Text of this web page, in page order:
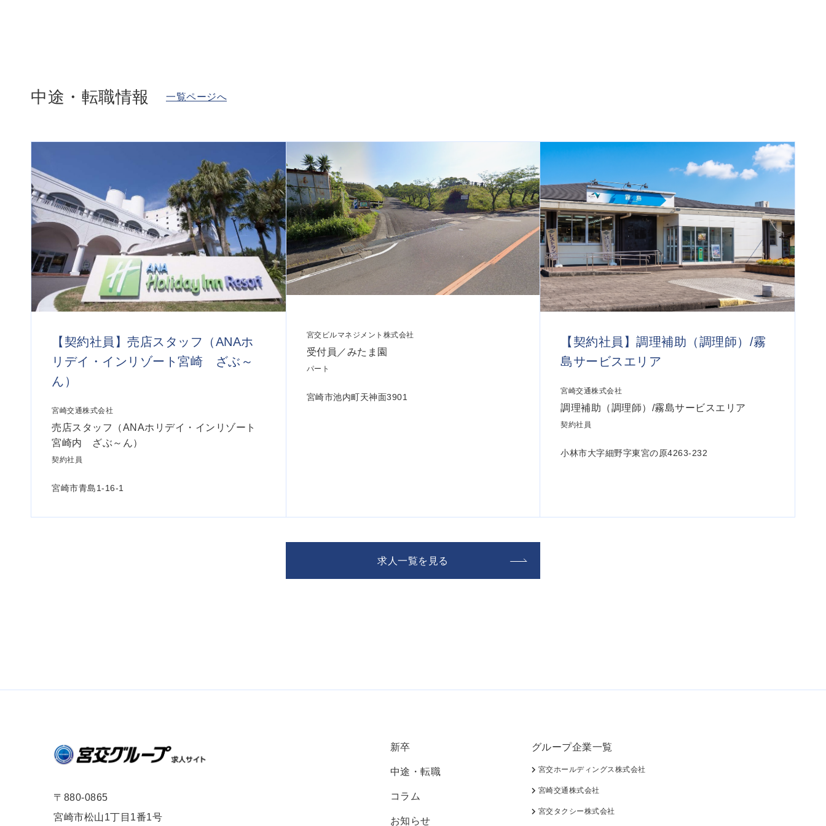
中途・転職情報 一覧ページへ
【契約社員】売店スタッフ（ANAホ
リデイ・インリゾート宮崎 ざぶ～
ん）
宮崎交通株式会社
売店スタッフ（ANAホリデイ・インリゾート
宮崎内 ざぶ～ん）
契約社員
宮崎市青島1-16-1
宮交ビルマネジメント株式会社
受付員／みたま園
パート
宮崎市池内町天神面3901
【契約社員】調理補助（調理師）/霧
島サービスエリア
宮崎交通株式会社
調理補助（調理師）/霧島サービスエリア
契約社員
小林市大字細野字東宮の原4263-232
求人一覧を見る
〒880-0865
宮崎市松山1丁目1番1号
新卒
中途・転職
コラム
お知らせ
グループ企業一覧
宮交ホールディングス株式会社
宮崎交通株式会社
宮交タクシー株式会社